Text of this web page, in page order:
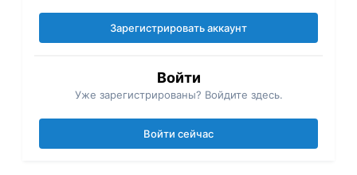
Зарегистрировать аккаунт
Войти
Уже зарегистрированы? Войдите здесь.
Войти сейчас